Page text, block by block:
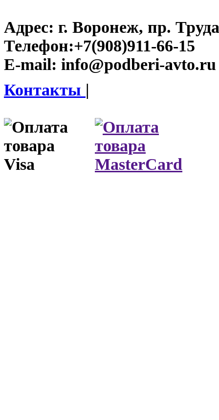
Адрес: г. Воронеж, пр.
Телефон:+7(908)911-66-15
E-mail: info@podberi-avto.ru
Контакты |